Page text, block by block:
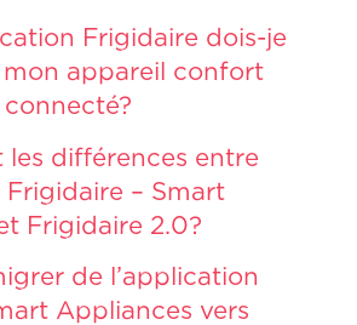
Frigidaire dois-je
appareil confort
les différences entre
Frigidaire – Smart
Frigidaire 2.0?
de l’application
Appliances vers